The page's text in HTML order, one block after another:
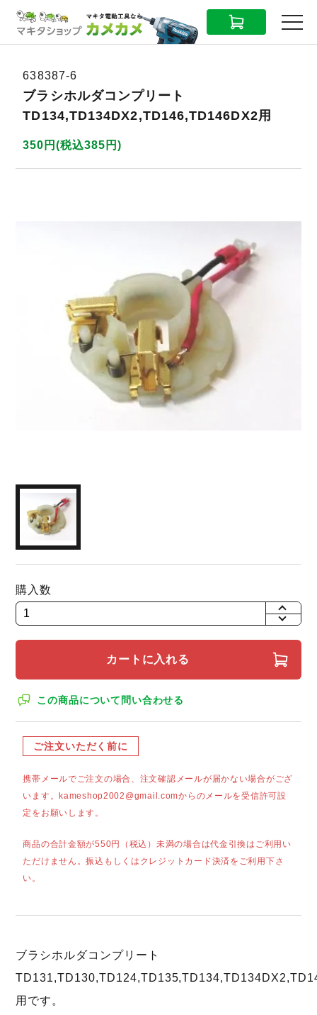
CART MENU
638387-6
ブラシホルダコンプリート
TD134,TD134DX2,TD146,TD146DX2用
350円(税込385円)
購入数
+
カートに入れる
この商品について問い合わせる
ご注文いただく前に
携帯メールでご注文の場合、注文確認メールが届かない場合がござ
います。kameshop2002@gmail.comからのメールを受信許可設
定をお願いします。
商品の合計金額が550円（税込）未満の場合は代金引換はご利用い
ただけません。振込もしくはクレジットカード決済をご利用下さ
い。
ブラシホルダコンプリート
用です。